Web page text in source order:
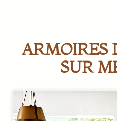
ARMOIRES
SUR